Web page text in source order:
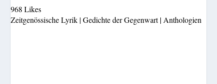
968 Likes
Zeitgenössische Lyrik | Gedichte der Gegenwart | Anthologien